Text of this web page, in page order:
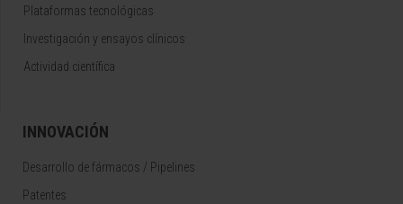
Plataformas tecnológicas
Investigación y ensayos clínicos
Actividad científica
INNOVACIÓN
Desarrollo de fármacos / Pipelines
Patentes